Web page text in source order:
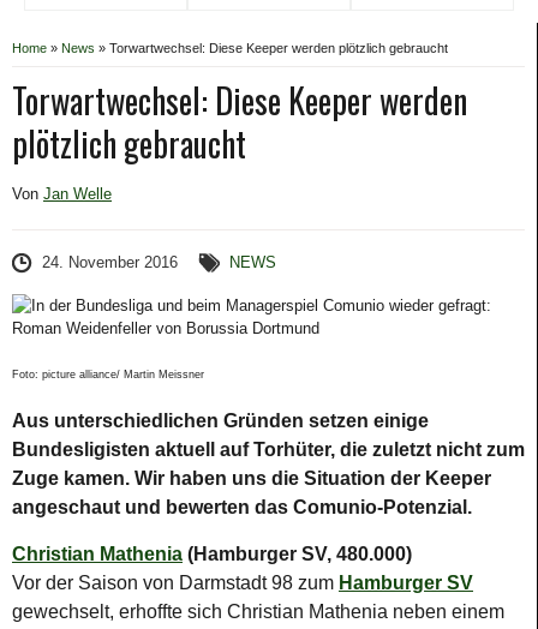
Home » News » Torwartwechsel: Diese Keeper werden plötzlich gebraucht
Torwartwechsel: Diese Keeper werden
plötzlich gebraucht
Von Jan Welle
24. November 2016 NEWS
Foto: picture alliance/ Martin Meissner
Aus unterschiedlichen Gründen setzen einige
Bundesligisten aktuell auf Torhüter, die zuletzt nicht zum
Zuge kamen. Wir haben uns die Situation der Keeper
angeschaut und bewerten das Comunio-Potenzial.
Christian Mathenia (Hamburger SV, 480.000)
Vor der Saison von Darmstadt 98 zum Hamburger SV
gewechselt, erhoffte sich Christian Mathenia neben einem